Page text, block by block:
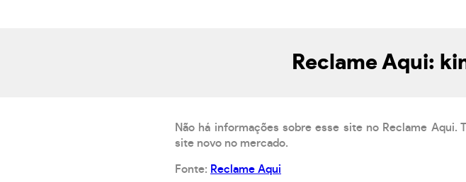
Reclame Aqui:
Não há informações sobre esse site no Reclame Aqui.
site novo no mercado.
Fonte: Reclame Aqui